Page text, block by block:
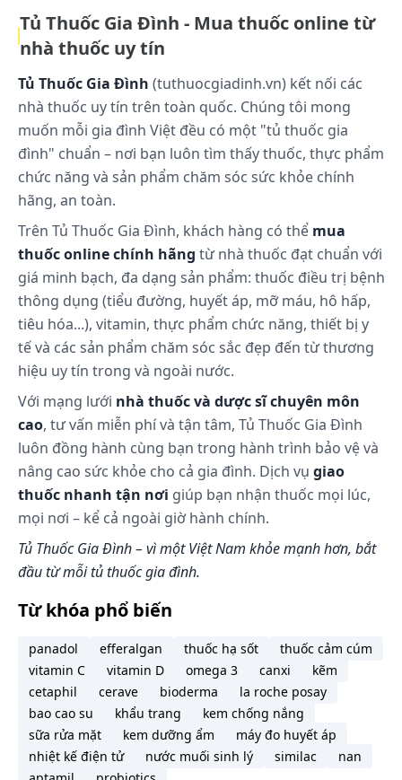
hợp (thuốc tránh thai đường uống kết hợp/COC),
vòng âm đạo, hoặc miếng dán tránh thai Bắt đầu
uống Diane - 35 tốt nhất là vào ngày tiếp theo sau
khi uống viên thuốc có chứa hoóc môn cuối cùng
của COC trước, nhưng muộn nhất là vào ngày tiếp
theo sau thời gian ngừng uống viên thuốc định kỳ
hoặc vào khoảng thời gian uống viên thuốc không
chứa hoóc môn của COC trước. Trong trường hợp
sử dụng vòng âm đạo hoặc miếng dán tránh thai,
tốt nhất nên bắt đầu sử dụng Diane - 35 vào ngày
tháo vòng hoặc gỡ bỏ miếng dán hoặc chậm nhất
vào lần dùng vòng hoặc miếng dán tiếp theo. Khi
chuyển từ phương pháp tránh thai bằng thuốc chỉ
chứa progesteron (viên uống, tiêm, cấy dưới da)
hoặc dụng cụ tử cung giải phóng progesteron Có
thể bắt đầu uống Diane - 35 bất cứ lúc nào sau khi
dừng sử dụng viên minipill (sau khi tháo bỏ dụng
cụ tử cung nếu đang đặt dụng cụ tử cung, sau khi
đã quá thời gian tiêm mũi kế tiếp nếu đang dùng
phương pháp tiêm), tuy nhiên đối với tất cả các
trường hợp trên, nên dùng thêm các biện pháp
tránh thai hỗ trợ khác trong vòng 7 ngày đầu uống
thuốc nếu có giao hợp. Trường hợp sảy thai trong 3
tháng đầu tiên của thai kỳ Bệnh nhân nên bắt đầu
uống Diane - 35 ngày. Khi đã dùng thuốc không cần
thiết phải dùng thêm biện pháp tránh thai nào
khác. Trường hợp sau khi sinh hay sau khi sảy thai
con bú: Xem mục “Sử dụng thuốc ở phụ nữ có thai
ngày thứ 21 - 28 sau khi sinh hay sảy thai trong 3
tháng giữa của thai kỳ. Nếu bắt đầu uống Diane - 35
muộn hơn thời gian trên thì nên dùng thêm các
biện pháp tránh thai hỗ trợ khác (phương pháp
ngăn chặn) trong vòng 7 ngày dùng thuốc đầu tiên.
Tuy nhiên, nếu đã giao hợp thì nên loại trừ khả
Tủ Thuốc Gia Đình - Mua thuốc online từ
nhà thuốc uy tín
Tủ Thuốc Gia Đình (tuthuocgiadinh.vn) kết nối các
nhà thuốc uy tín trên toàn quốc. Chúng tôi mong
muốn mỗi gia đình Việt đều có một "tủ thuốc gia
đình" chuẩn – nơi bạn luôn tìm thấy thuốc, thực phẩm
chức năng và sản phẩm chăm sóc sức khỏe chính
hãng, an toàn.
Trên Tủ Thuốc Gia Đình, khách hàng có thể mua
thuốc online chính hãng từ nhà thuốc đạt chuẩn với
giá minh bạch, đa dạng sản phẩm: thuốc điều trị bệnh
thông dụng (tiểu đường, huyết áp, mỡ máu, hô hấp,
tiêu hóa...), vitamin, thực phẩm chức năng, thiết bị y
tế và các sản phẩm chăm sóc sắc đẹp đến từ thương
hiệu uy tín trong và ngoài nước.
Với mạng lưới nhà thuốc và dược sĩ chuyên môn
cao, tư vấn miễn phí và tận tâm, Tủ Thuốc Gia Đình
luôn đồng hành cùng bạn trong hành trình bảo vệ và
nâng cao sức khỏe cho cả gia đình. Dịch vụ giao
thuốc nhanh tận nơi giúp bạn nhận thuốc mọi lúc,
mọi nơi – kể cả ngoài giờ hành chính.
Tủ Thuốc Gia Đình – vì một Việt Nam khỏe mạnh hơn, bắt
đầu từ mỗi tủ thuốc gia đình.
Từ khóa phổ biến
panadol efferalgan thuốc hạ sốt
thuốc cảm cúm
vitamin C
vitamin D omega 3 canxi
kẽm
cetaphil
cerave bioderma
la roche posay
bao cao su
khẩu trang
kem chống nắng
sữa rửa mặt
kem dưỡng ẩm
máy đo huyết áp
nhiệt kế điện tử
nước muối sinh lý similac
nan